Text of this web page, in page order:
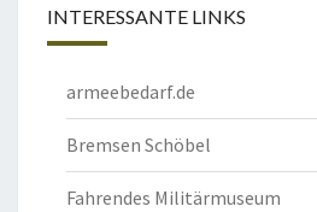
INTERESSANTE LINKS
armeebedarf.de
Bremsen Schöbel
Fahrendes Militärmuseum